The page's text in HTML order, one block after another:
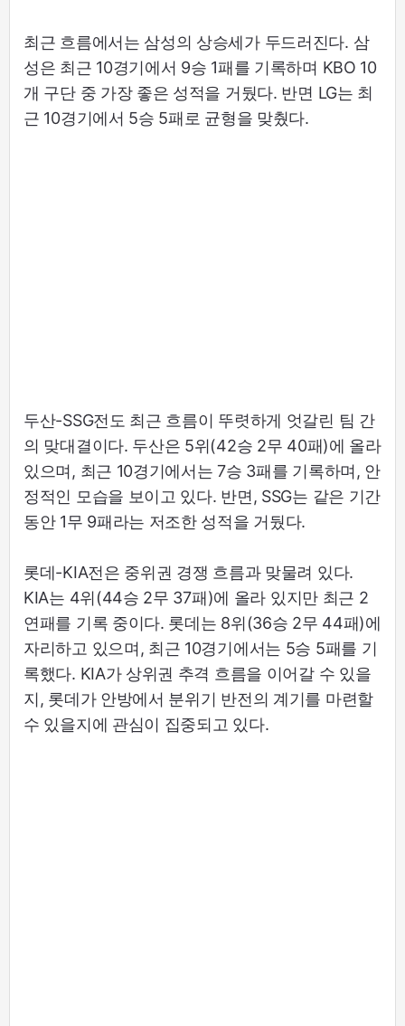
최근 흐름에서는 삼성의 상승세가 두드러진다. 삼
성은 최근 10경기에서 9승 1패를 기록하며 KBO 10
개 구단 중 가장 좋은 성적을 거뒀다. 반면 LG는 최
근 10경기에서 5승 5패로 균형을 맞췄다.
두산-SSG전도 최근 흐름이 뚜렷하게 엇갈린 팀 간
의 맞대결이다. 두산은 5위(42승 2무 40패)에 올라
있으며, 최근 10경기에서는 7승 3패를 기록하며, 안
정적인 모습을 보이고 있다. 반면, SSG는 같은 기간
동안 1무 9패라는 저조한 성적을 거뒀다.
롯데-KIA전은 중위권 경쟁 흐름과 맞물려 있다.
KIA는 4위(44승 2무 37패)에 올라 있지만 최근 2
연패를 기록 중이다. 롯데는 8위(36승 2무 44패)에
자리하고 있으며, 최근 10경기에서는 5승 5패를 기
록했다. KIA가 상위권 추격 흐름을 이어갈 수 있을
지, 롯데가 안방에서 분위기 반전의 계기를 마련할
수 있을지에 관심이 집중되고 있다.